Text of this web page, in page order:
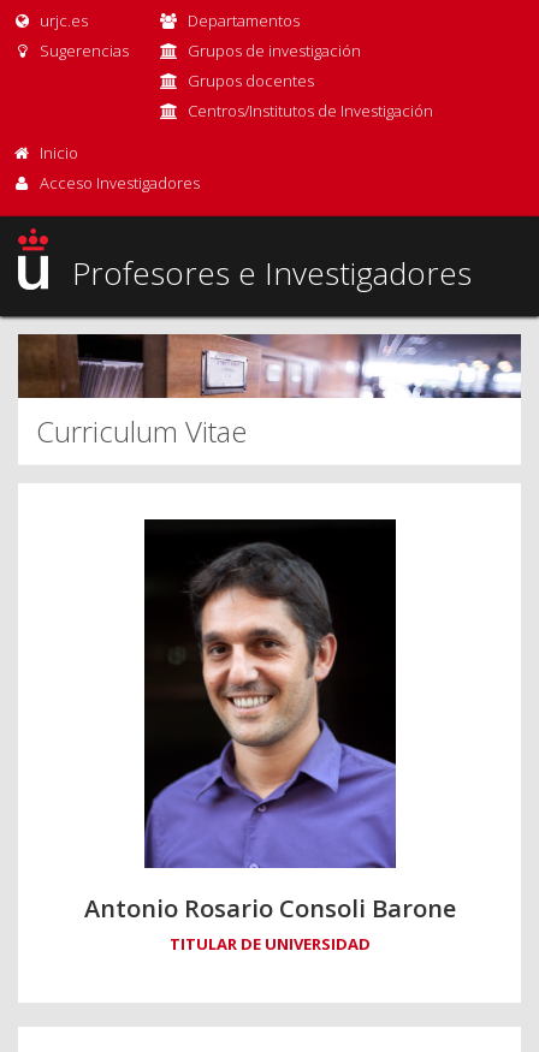
urjc.es
Sugerencias
Departamentos
Grupos de investigación
Grupos docentes
Centros/Institutos de Investigación
Inicio
Acceso Investigadores
Profesores e Investigadores
Curriculum Vitae
Antonio Rosario Consoli Barone
TITULAR DE UNIVERSIDAD